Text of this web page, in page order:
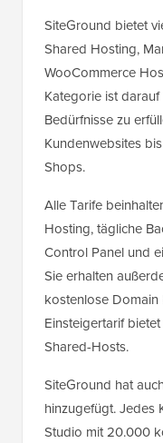
SiteGround bietet
Shared Hosting,
WooCommerce
Kategorie ist
Bedürfnisse zu
Kundenwebsites
Shops.
Alle Tarife
Hosting, tägliche
Control Panel und
Sie erhalten
kostenlose Domain
Einsteigertarif
Shared-Hosts.
SiteGround hat
hinzugefügt. Jedes
Studio mit 20.000